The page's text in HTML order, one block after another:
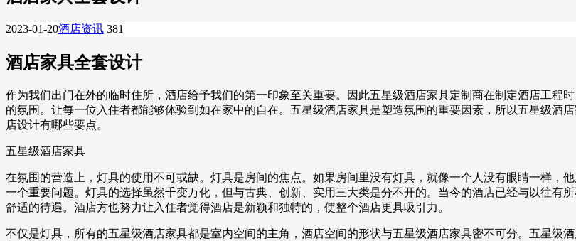
2023-01-20酒店资讯 381
酒店家具全套设计
作为我们出门在外的临时住所，酒店给予我们的第一印象至关重要。因此五星级酒店家具定制商在制定酒店工程
的氛围。让每一位入住者都能够体验到如在家中的自在。五星级酒店家具是塑造氛围的重要因素，所以五星级酒
店设计有哪些要点。
五星级酒店家具
在氛围的营造上，灯具的使用不可或缺。灯具是房间的焦点。如果房间里没有灯具，就像一个人没有眼睛一样，
一个重要问题。灯具的选择虽然千变万化，但与古典、创新、实用三大类是分不开的。当今的酒店已经与以往有
舒适的待遇。酒店方也努力让入住者觉得酒店是新颖和独特的，使整个酒店更具吸引力。
不仅是灯具，所有的五星级酒店家具都是室内空间的主角，酒店空间的形状与五星级酒店家具密不可分。五星级